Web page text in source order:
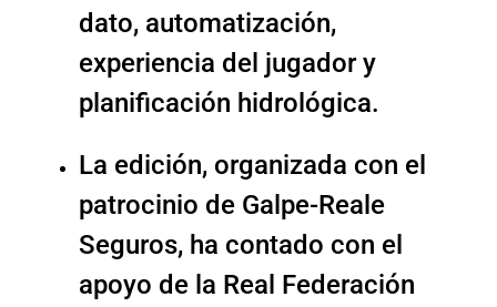
dato, automatización,
experiencia del jugador y
planificación hidrológica.
La edición, organizada con el
patrocinio de Galpe-Reale
Seguros, ha contado con el
apoyo de la Real Federación